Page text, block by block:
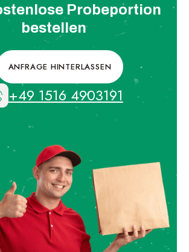
Probeportion
bestellen
ANFRAGE HINTERLASSEN
+49 1516 4903191